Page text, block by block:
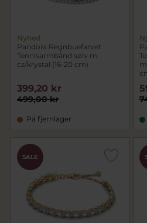
Nyhed
Pandora Regnbuefarvet
Tennisarmbånd sølv m.
cz/krystal (16-20 cm)
499,00 kr
399,20 kr
På fjernlager
SALE